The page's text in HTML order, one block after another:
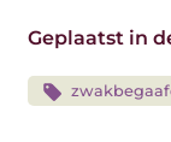
Geplaatst in